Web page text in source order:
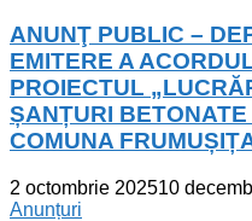
ANUNŢ PUBLIC –
EMITERE A
PROIECTUL
ȘANȚURI
COMUNA
2 octombrie 202510
Anunțuri